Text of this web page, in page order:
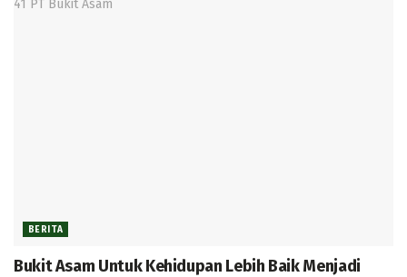
BERITA
Bukit Asam Untuk Kehidupan Lebih Baik Menjadi